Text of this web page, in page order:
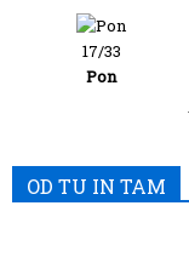
17/33
Pon
OD TU IN TAM